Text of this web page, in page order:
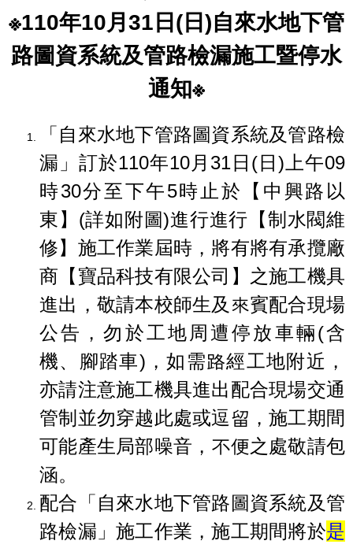
※110年10月31日(日)自來水地下管
路圖資系統及管路檢漏施工暨停水
通知※
「自來水地下管路圖資系統及管路檢
漏」訂於110年10月31日(日)上午09
時30分至下午5時止於【中興路以
東】(詳如附圖)進行進行【制水閥維
修】施工作業屆時，將有將有承攬廠
商【寶品科技有限公司】之施工機具
進出，敬請本校師生及來賓配合現場
公告，勿於工地周遭停放車輛(含
機、腳踏車)，如需路經工地附近，
亦請注意施工機具進出配合現場交通
管制並勿穿越此處或逗留，施工期間
可能產生局部噪音，不便之處敬請包
涵。
配合「自來水地下管路圖資系統及管
路檢漏」施工作業，施工期間將於是